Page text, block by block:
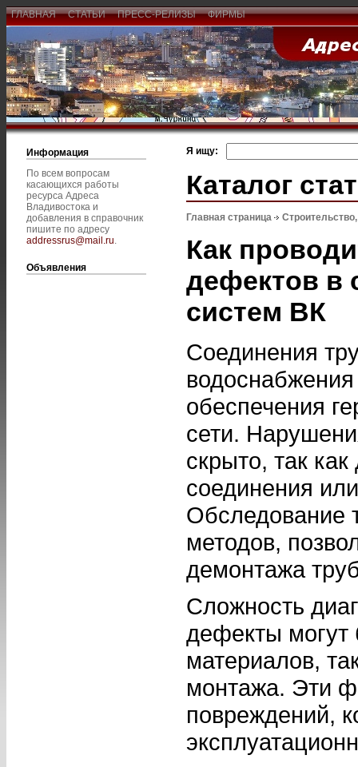
ГЛАВНАЯ СТАТЬИ ПРЕСС-РЕЛИЗЫ ФИРМЫ
Информация
По всем вопросам
касающихся работы
ресурса Адреса
Владивостока и
добавления в справочник
пишите по адресу
addressrus@mail.ru.
Объявления
Я ищу:
Каталог
Главная страница
Как
дефектов в
систем ВК
Соединения
обеспечения
сети.
скрыто, так
соединения
Обследование
методов,
демонтажа
Сложность
дефекты могут
материалов,
монтажа. Эти
повреждений,